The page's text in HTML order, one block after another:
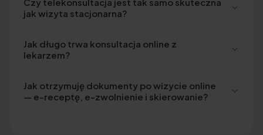
jak wizyta stacjonarna?
Jak długo trwa konsultacja online z
lekarzem?
Jak otrzymuję dokumenty po wizycie online
— e-receptę, e-zwolnienie i skierowanie?